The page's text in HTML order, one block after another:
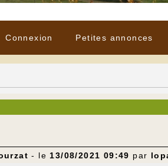
Connexion Petites annonces
- le 13/08/2021 09:49 par